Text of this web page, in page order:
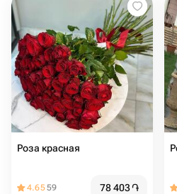
Роза красная
4.6559 78 403֏